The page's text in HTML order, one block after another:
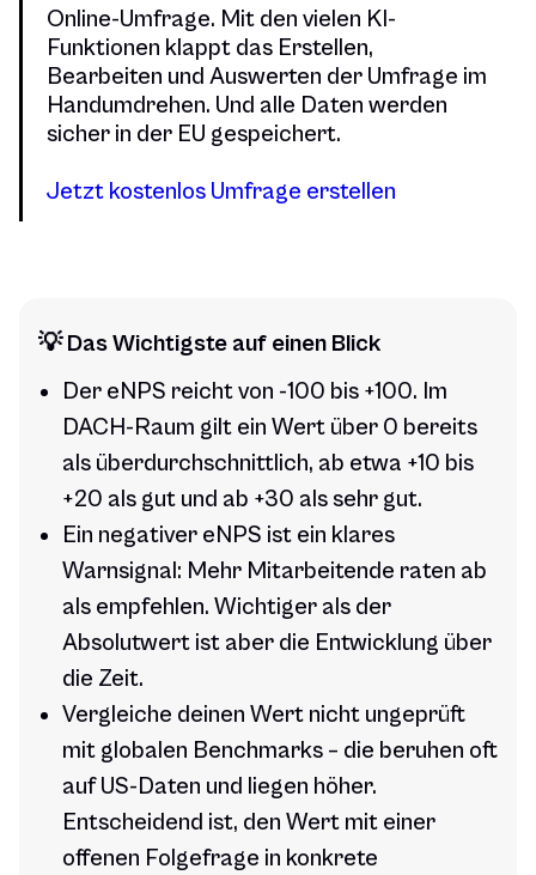
Online-Umfrage. Mit den vielen KI-
Funktionen klappt das Erstellen,
Bearbeiten und Auswerten der Umfrage im
Handumdrehen. Und alle Daten werden
sicher in der EU gespeichert.
Jetzt kostenlos Umfrage erstellen
💡 Das Wichtigste auf einen Blick
Der eNPS reicht von -100 bis +100. Im
DACH-Raum gilt ein Wert über 0 bereits
als überdurchschnittlich, ab etwa +10 bis
+20 als gut und ab +30 als sehr gut.
Ein negativer eNPS ist ein klares
Warnsignal: Mehr Mitarbeitende raten ab
als empfehlen. Wichtiger als der
Absolutwert ist aber die Entwicklung über
die Zeit.
Vergleiche deinen Wert nicht ungeprüft
mit globalen Benchmarks – die beruhen oft
auf US-Daten und liegen höher.
Entscheidend ist, den Wert mit einer
offenen Folgefrage in konkrete